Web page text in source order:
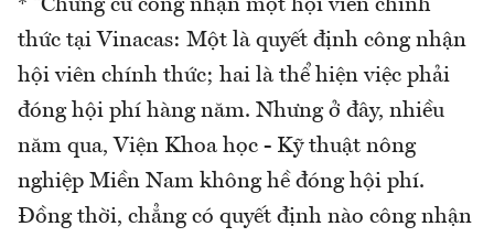
* “Chứng cứ công nhận một hội viên chính
thức tại Vinacas: Một là quyết định công nhận
hội viên chính thức; hai là thể hiện việc phải
đóng hội phí hàng năm. Nhưng ở đây, nhiều
năm qua, Viện Khoa học - Kỹ thuật nông
nghiệp Miền Nam không hề đóng hội phí.
Đồng thời, chẳng có quyết định nào công nhận